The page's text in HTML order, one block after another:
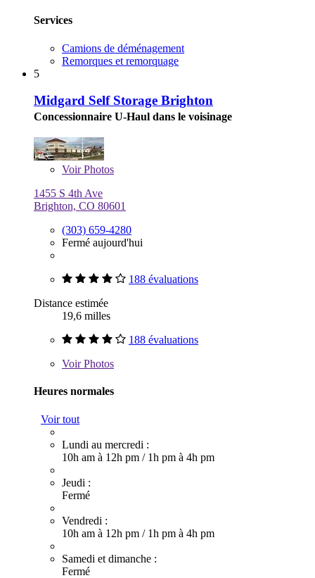
Services
Camions de déménagement
Remorques et remorquage
5
Midgard Self Storage Brighton
Concessionnaire U-Haul dans le voisinage
VoirPhotos
1455 S 4th Ave
Brighton, CO 80601
(303) 659-4280
Fermé aujourd'hui
188 évaluations
Distance estimée
19,6 milles
188 évaluations
VoirPhotos
Heures normales
Voir tout
Lundi au mercredi :
10h am à 12h pm / 1h pm à 4h pm
Jeudi :
Fermé
Vendredi :
10h am à 12h pm / 1h pm à 4h pm
Samedi et dimanche :
Fermé